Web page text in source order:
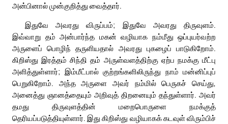
அன்பினால் முன்குறித்து வைத்தார்.
இதுவே அவரது விருப்பம்; இதுவே அவரது திருவுளம்.
இவ்வாறு தம் அன்பார்ந்த மகன் வழியாக நம்மீது ஒப்புயர்வற்ற
அருளைப் பொழிந் தருளியதால் அவரது புகழைப் பாடுகிறோம்.
கிறிஸ்து இரத்தம் சிந்தி தம் அருள்வளத்திற்கு ஏற்ப நமக்கு மீட்பு
அளித்துள்ளார்; இம்மீட்பால் குற்றங்களிலிருந்து நாம் மன்னிப்புப்
பெறுகிறோம். அந்த அருளை அவர் நம்மில் பெருகச் செய்து,
அனைத்து ஞானத்தையும் அறிவுத் திறனையும் தந்துள்ளார். அவர்
தமது திருவுளத்தின் மறைபொருளை நமக்குத்
தெரியப்படுத்தியுள்ளார். இது கிறிஸ்து வழியாகக் கடவுள் விரும்பிச்